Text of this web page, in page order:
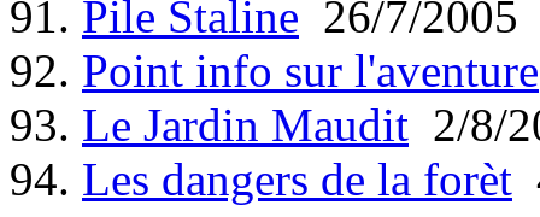
91. Pile Staline 26/7/2005
92. Point info sur l'aventure
93. Le Jardin Maudit 2/8/
94. Les dangers de la forèt